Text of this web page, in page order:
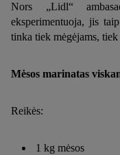
Nors „Lidl“
eksperimentuoja, jis
tinka tiek mėgėjams,
Mėsos marinatas
Reikės:
1 kg mėsos